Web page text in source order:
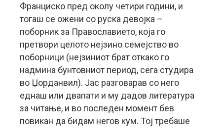
Франциско пред околу четири години, и
тогаш се ожени со руска девојка –
поборник за Православието, која го
претвори целото нејзино семејство во
поборници (нејзиниот брат откако го
надмина бунтовниот период, сега студира
во Џорданвил). Јас разговарав со него
еднаш или двапати и му дадов литература
за читање, и во последен момент бев
повикан да бидам негов кум. Тој требаше